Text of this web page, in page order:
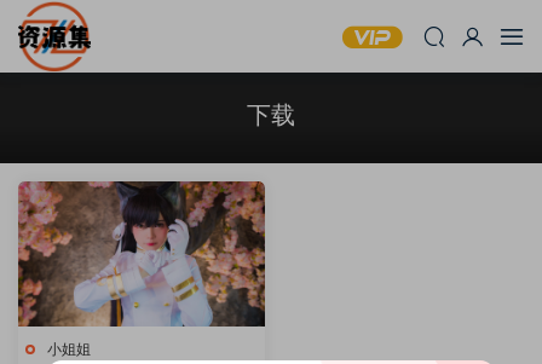
下载
小姐姐